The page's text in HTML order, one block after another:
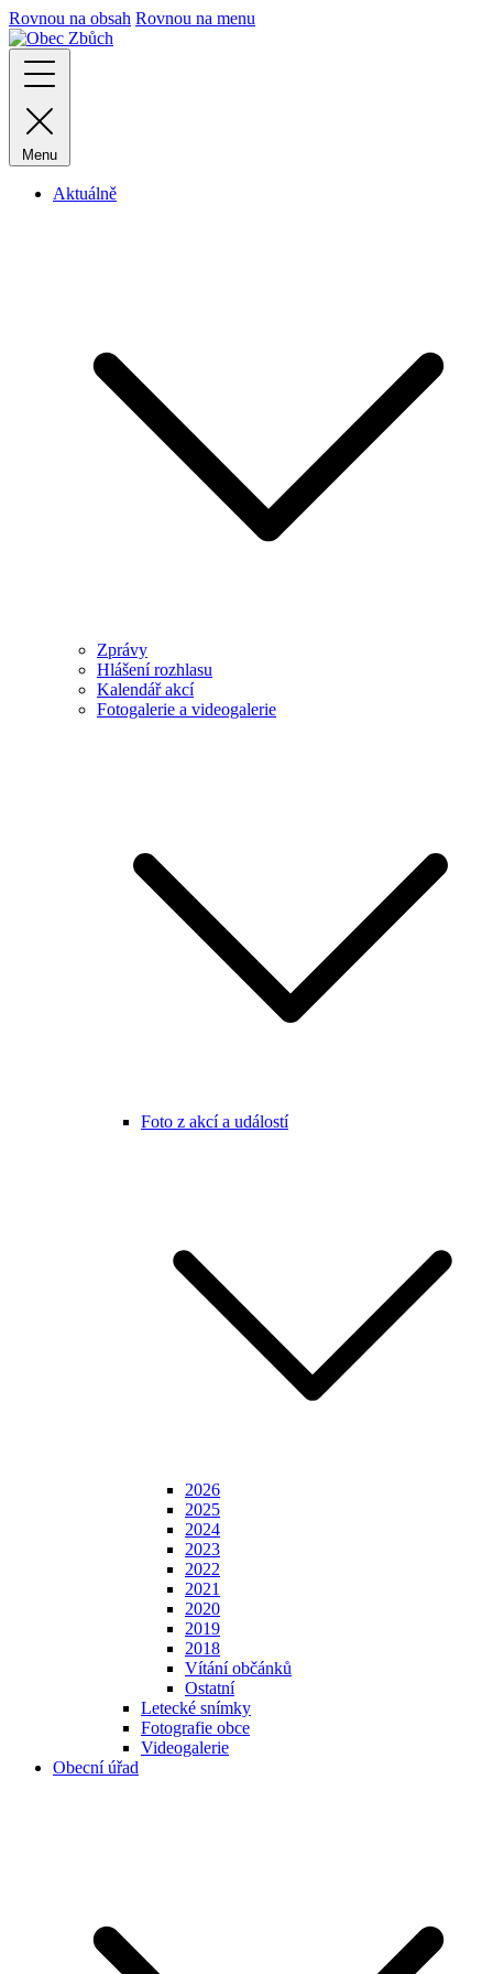
Rovnou na obsah Rovnou na menu
Menu
Aktuálně
Zprávy
Hlášení rozhlasu
Kalendář akcí
Fotogalerie a videogalerie
Foto z akcí a událostí
2026
2025
2024
2023
2022
2021
2020
2019
2018
Vítání občánků
Ostatní
Letecké snímky
Fotografie obce
Videogalerie
Obecní úřad